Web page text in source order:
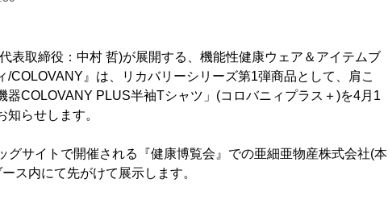
表取締役：中村 哲)が展開する、機能性健康ウェア＆アイテムブ
COLOVANY』は、リカバリーシリーズ第1弾商品として、肩こ
器COLOVANY PLUS半袖Tシャツ」(コロバニィプラス＋)を4月1
らせします。
グサイトで開催される『健康博覧会』での亜細亜物産株式会社(本
ス内にて先がけて展示します。